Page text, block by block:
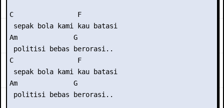
C                F
sepak bola kami kau batasi
Am              G
politisi bebas berorasi..
C                F
sepak bola kami kau batasi
Am              G
politisi bebas berorasi..